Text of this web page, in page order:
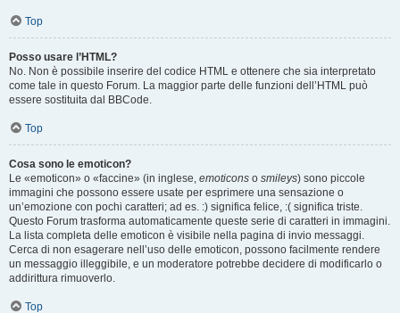
Top
Posso usare l’HTML?
No. Non è possibile inserire del codice HTML e ottenere che sia interpretato
come tale in questo Forum. La maggior parte delle funzioni dell’HTML può
essere sostituita dal BBCode.
Top
Cosa sono le emoticon?
Le «emoticon» o «faccine» (in inglese, emoticons o smileys) sono piccole
immagini che possono essere usate per esprimere una sensazione o
un’emozione con pochi caratteri; ad es. :) significa felice, :( significa triste.
Questo Forum trasforma automaticamente queste serie di caratteri in immagini.
La lista completa delle emoticon è visibile nella pagina di invio messaggi.
Cerca di non esagerare nell’uso delle emoticon, possono facilmente rendere
un messaggio illeggibile, e un moderatore potrebbe decidere di modificarlo o
addirittura rimuoverlo.
Top